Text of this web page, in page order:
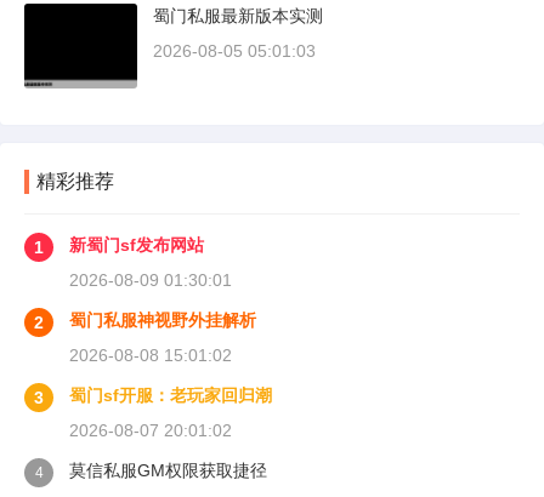
蜀门私服最新版本实测
2026-08-05 05:01:03
精彩推荐
1
新蜀门sf发布网站
2026-08-09 01:30:01
2
蜀门私服神视野外挂解析
2026-08-08 15:01:02
3
蜀门sf开服：老玩家回归潮
2026-08-07 20:01:02
4
莫信私服GM权限获取捷径